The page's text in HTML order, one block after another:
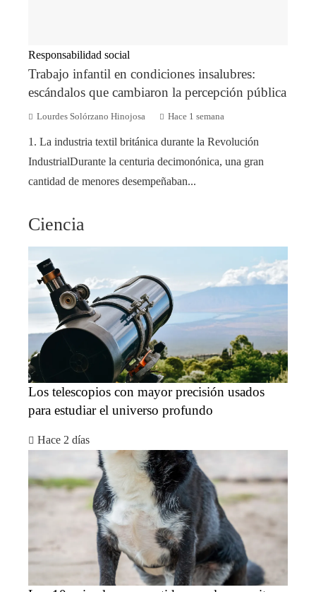
Responsabilidad social
Trabajo infantil en condiciones insalubres:
escándalos que cambiaron la percepción pública
Lourdes Solórzano Hinojosa Hace 1 semana
1. La industria textil británica durante la Revolución
IndustrialDurante la centuria decimonónica, una gran
cantidad de menores desempeñaban...
Ciencia
Los telescopios con mayor precisión usados
para estudiar el universo profundo
Hace 2 días